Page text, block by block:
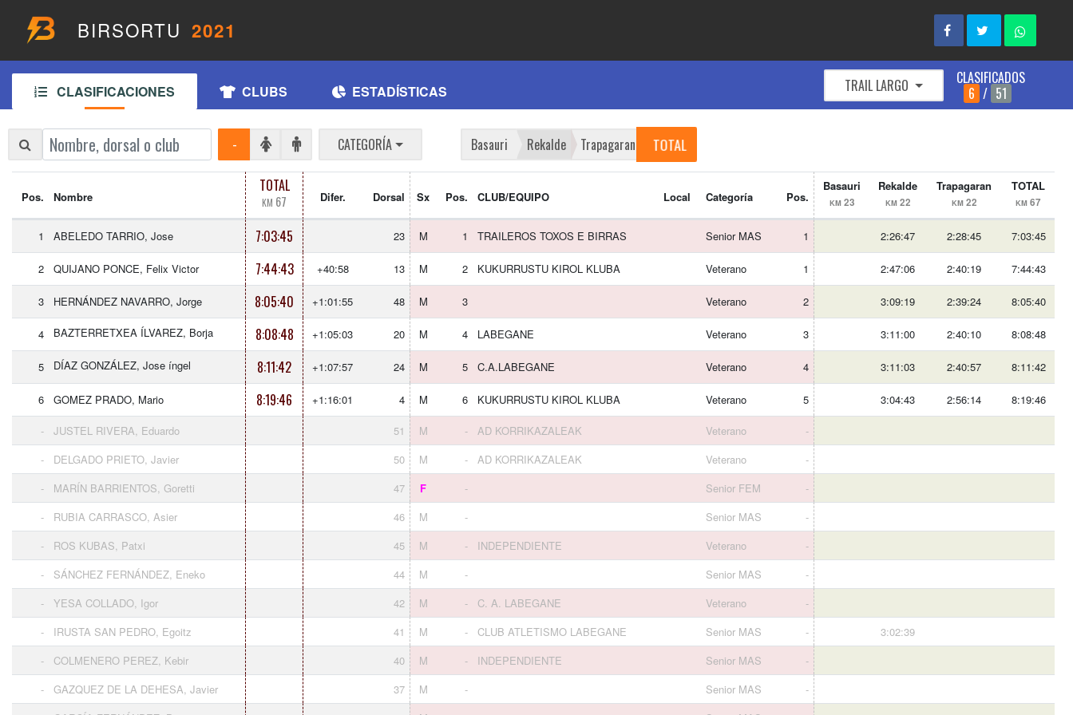
BIRSORTU 2021
CLASIFICACIONES CLUBS ESTADÍSTICAS TRAIL LARGO
CLASIFICADOS
6 / 51
- CATEGORÍA Basauri Rekalde Trapagaran TOTAL
Pos. Nombre
TOTAL
KM 67 Difer. Dorsal Sx Pos. CLUB/EQUIPO Local Categoría Pos.
Basauri
KM 23
Rekalde
KM 22
Trapagaran
KM 22
TOTAL
KM 67
1 ABELEDO TARRIO, Jose 7:03:45 23 M 1 TRAILEROS TOXOS E BIRRAS Senior MAS 1 2:26:47 2:28:45 7:03:45
2 QUIJANO PONCE, Felix Victor 7:44:43 +40:58 13 M 2 KUKURRUSTU KIROL KLUBA Veterano 1 2:47:06 2:40:19 7:44:43
3 HERNÁNDEZ NAVARRO, Jorge 8:05:40 +1:01:55 48 M 3 Veterano 2 3:09:19 2:39:24 8:05:40
4 BAZTERRETXEA ÍLVAREZ, Borja 8:08:48 +1:05:03 20 M 4 LABEGANE Veterano 3 3:11:00 2:40:10 8:08:48
5 DÍAZ GONZÁLEZ, Jose íngel 8:11:42 +1:07:57 24 M 5 C.A.LABEGANE Veterano 4 3:11:03 2:40:57 8:11:42
6 GOMEZ PRADO, Mario 8:19:46 +1:16:01 4 M 6 KUKURRUSTU KIROL KLUBA Veterano 5 3:04:43 2:56:14 8:19:46
- JUSTEL RIVERA, Eduardo 51 M - AD KORRIKAZALEAK Veterano
-
-
DELGADO PRIETO, Javier 50 M - AD KORRIKAZALEAK Veterano
-
-
MARÍN BARRIENTOS, Goretti 47 F - Senior FEM
-
-
RUBIA CARRASCO, Asier 46 M - Senior MAS
-
-
ROS KUBAS, Patxi 45 M - INDEPENDIENTE Veterano
-
-
SÁNCHEZ FERNÁNDEZ, Eneko 44 M - Senior MAS
-
-
YESA COLLADO, Igor 42 M - C. A. LABEGANE Veterano
-
-
IRUSTA SAN PEDRO, Egoitz 41 M - CLUB ATLETISMO LABEGANE Senior MAS -
3:02:39
-
COLMENERO PEREZ, Kebir 40 M - INDEPENDIENTE Senior MAS
-
-
GAZQUEZ DE LA DEHESA, Javier 37 M - Senior MAS
-